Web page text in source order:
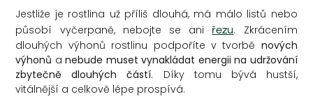
Jestliže je rostlina už příliš dlouhá, má málo listů nebo
působí vyčerpaně, nebojte se ani
řezu. Zkrácením
dlouhých výhonů rostlinu podpoříte v tvorbě nových
výhonů anebude muset vynakládat energii na udržování
zbytečně dlouhých částí. Díky tomu bývá hustší,
vitálnější a celkově lépe prospívá.